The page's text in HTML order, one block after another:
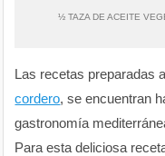
½ TAZA DE ACEITE
Las recetas preparadas
cordero, se encuentran
gastronomía
Para esta deliciosa